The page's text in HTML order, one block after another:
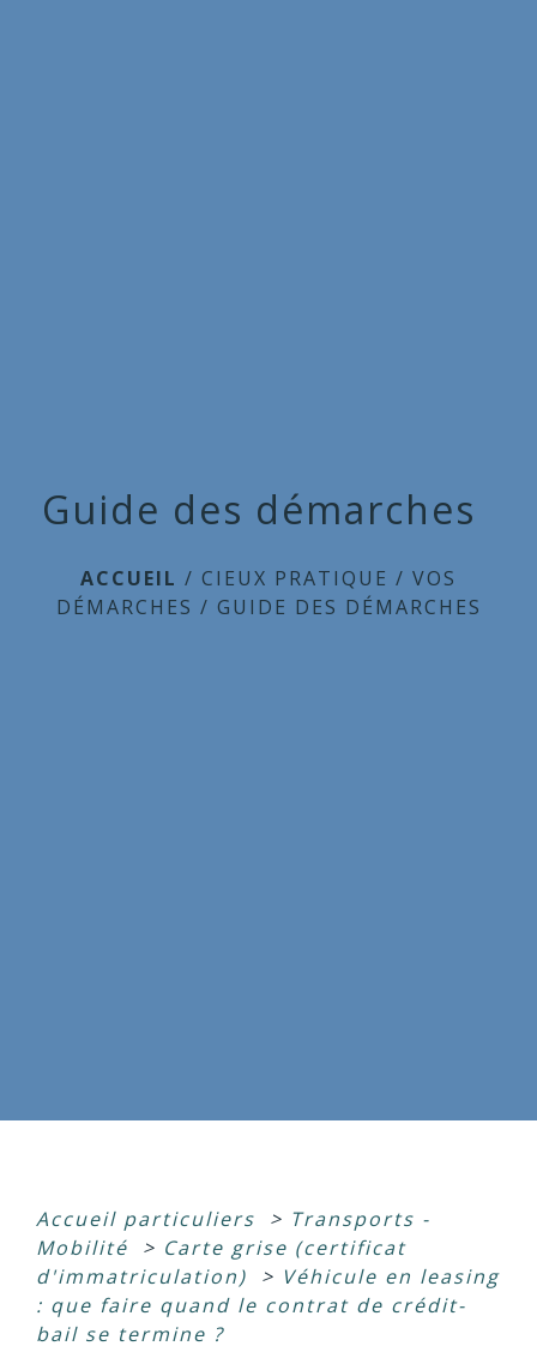
Guide des démarches
ACCUEIL / CIEUX PRATIQUE / VOS
DÉMARCHES / GUIDE DES DÉMARCHES
Accueil particuliers > Transports -
Mobilité
> Carte grise (certificat
d'immatriculation)
> Véhicule en leasing
: que faire quand le contrat de crédit-
bail se termine ?